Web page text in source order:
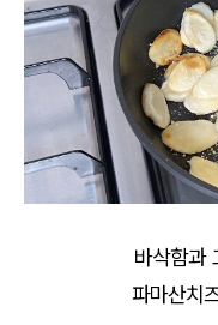
바삭함과
파마산치